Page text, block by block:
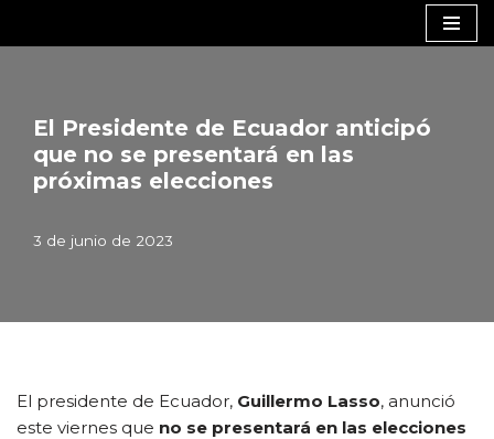
El Presidente de Ecuador anticipó
que no se presentará en las
próximas elecciones
3 de junio de 2023
El presidente de Ecuador, Guillermo Lasso, anunció
este viernes que no se presentará en las elecciones